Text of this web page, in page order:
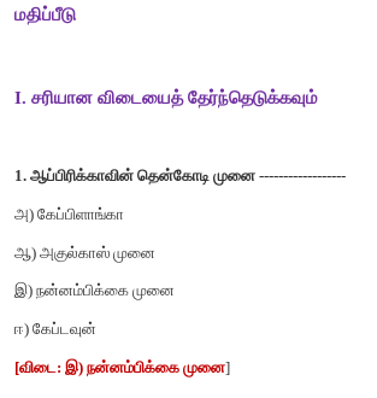
மதிப்பீடு
I. சரியான விடையைத்